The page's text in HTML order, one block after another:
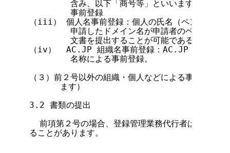
含み、以下「商号等」といいます）を保有
        事前登録
（iii） 個人名事前登録：個人の氏名（ペンネーム
申請したドメイン名が申請者のペンネーム
文書を提出することが可能であることが要
（iv）  AC.JP 組織名事前登録：AC.JP ドメイン
        名称による事前登録。
（３）前２号以外の組織・個人などによる事前登録
      ます）
3.2 書類の提出
前項第２号の場合、登録管理業務代行者は申請根
ることがあります。